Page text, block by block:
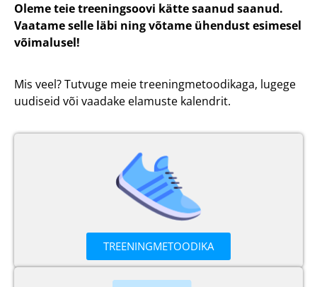
Oleme teie treeningsoovi kätte saanud saanud.
Vaatame selle läbi ning võtame ühendust esimesel
võimalusel!
Mis veel? Tutvuge meie treeningmetoodikaga, lugege
uudiseid või vaadake elamuste kalendrit.
TREENINGMETOODIKA